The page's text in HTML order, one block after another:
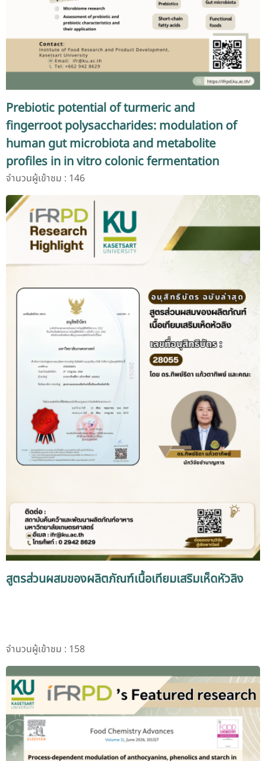
Prebiotic potential of turmeric and
fingerroot polysaccharides: modulation of
human gut microbiota and metabolite
profiles in in vitro colonic fermentation
จำนวนผู้เข้าชม : 146
สูตรส่วนผสมของผลิตภัณฑ์เนื้อเทียมเสริมเห็ดหัวลิง
จำนวนผู้เข้าชม : 158